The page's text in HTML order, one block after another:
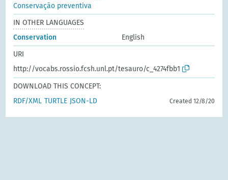
Conservação preventiva
IN OTHER LANGUAGES
Conservation
English
URI
http://vocabs.rossio.fcsh.unl.pt/tesauro/c_4274fbb1
DOWNLOAD THIS CONCEPT:
RDF/XML TURTLE JSON-LD Created 12/8/20